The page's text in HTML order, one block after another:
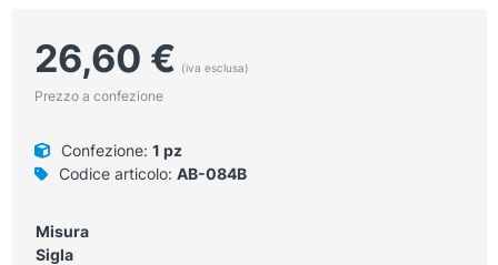
26,60 € (iva esclusa)
Prezzo a confezione
Confezione: 1 pz
Codice articolo: AB-084B
Misura
Sigla